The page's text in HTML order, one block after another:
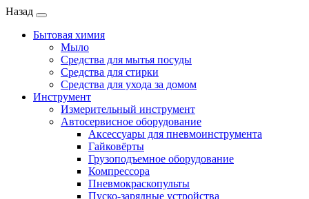
Назад
Бытовая химия
Мыло
Средства для мытья посуды
Средства для стирки
Средства для ухода за домом
Инструмент
Измерительный инструмент
Автосервисное оборудование
Аксессуары для пневмоинструмента
Гайковёрты
Грузоподъемное оборудование
Компрессора
Пневмокраскопульты
Пуско-зарядные устройства